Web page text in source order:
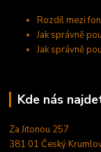
Rozdíl mezi
Jak správně
Jak správně
Kde nás
Za Jitonou 257
381 01 Český